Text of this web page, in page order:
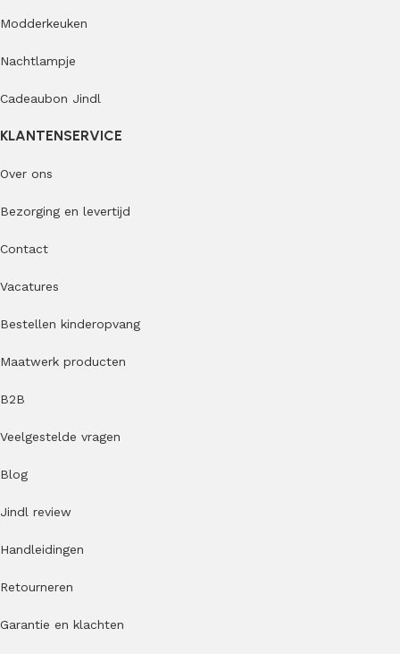
Modderkeuken
Nachtlampje
Cadeaubon Jindl
KLANTENSERVICE
Over ons
Bezorging en levertijd
Contact
Vacatures
Bestellen kinderopvang
Maatwerk producten
B2B
Veelgestelde vragen
Blog
Jindl review
Handleidingen
Retourneren
Garantie en klachten